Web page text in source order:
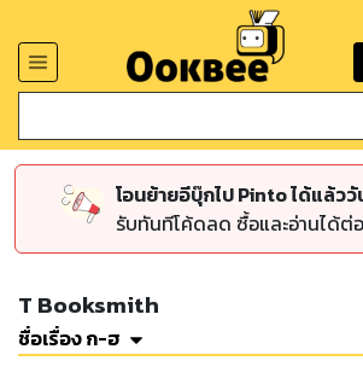
โอนย้ายอีบุ๊กไป Pinto ได้แล้ว
รับทันทีโค้ดลด ซื้อและอ่านได้ต่
T Booksmith
ชื่อเรื่อง ก-ฮ